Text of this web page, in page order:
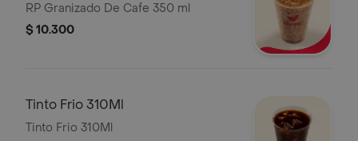
RP Granizado De Cafe 350 ml
$ 10.300
Tinto Frio 310Ml
Tinto Frio 310Ml